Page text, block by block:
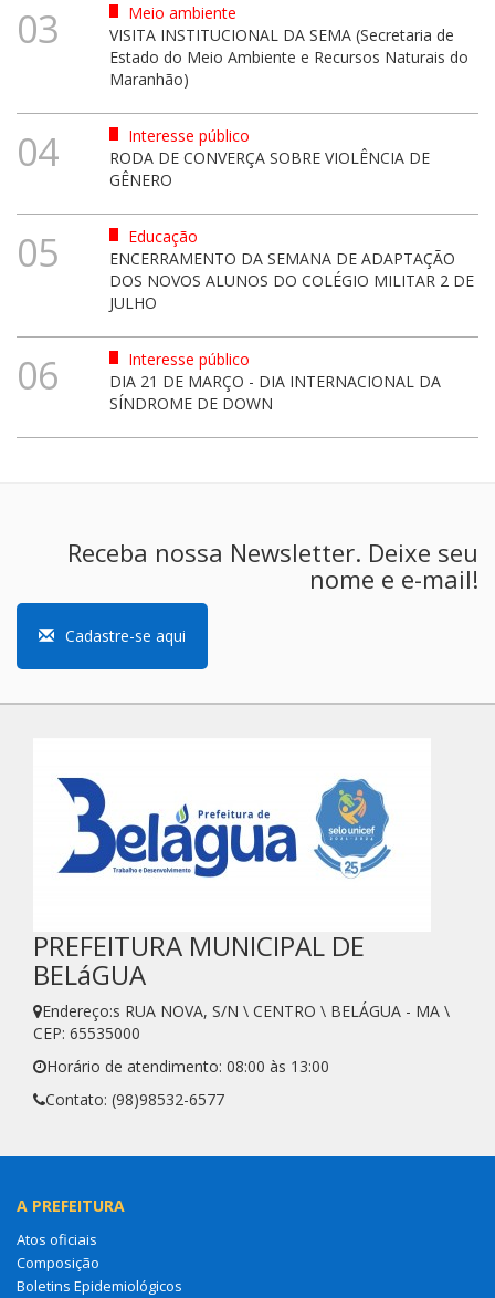
03
Meio ambiente
VISITA INSTITUCIONAL DA SEMA (Secretaria de
Estado do Meio Ambiente e Recursos Naturais do
Maranhão)
04
Interesse público
RODA DE CONVERÇA SOBRE VIOLÊNCIA DE
GÊNERO
05
Educação
ENCERRAMENTO DA SEMANA DE ADAPTAÇÃO
DOS NOVOS ALUNOS DO COLÉGIO MILITAR 2 DE
JULHO
06
Interesse público
DIA 21 DE MARÇO - DIA INTERNACIONAL DA
SÍNDROME DE DOWN
Receba nossa Newsletter. Deixe seu
nome e e-mail!
Cadastre-se aqui
PREFEITURA MUNICIPAL DE
BELáGUA
Endereço:s RUA NOVA, S/N \ CENTRO \ BELÁGUA - MA \
CEP: 65535000
Horário de atendimento: 08:00 às 13:00
Contato: (98)98532-6577
A PREFEITURA
Atos oficiais
Composição
Boletins Epidemiológicos